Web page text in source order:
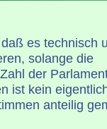
es technisch
solange die
der
ist kein
anteilig